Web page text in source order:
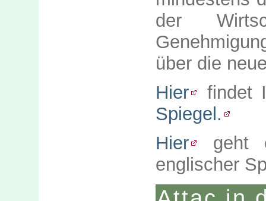
der
über die
Hier
findet
Spiegel.
Hier
geht
englischer